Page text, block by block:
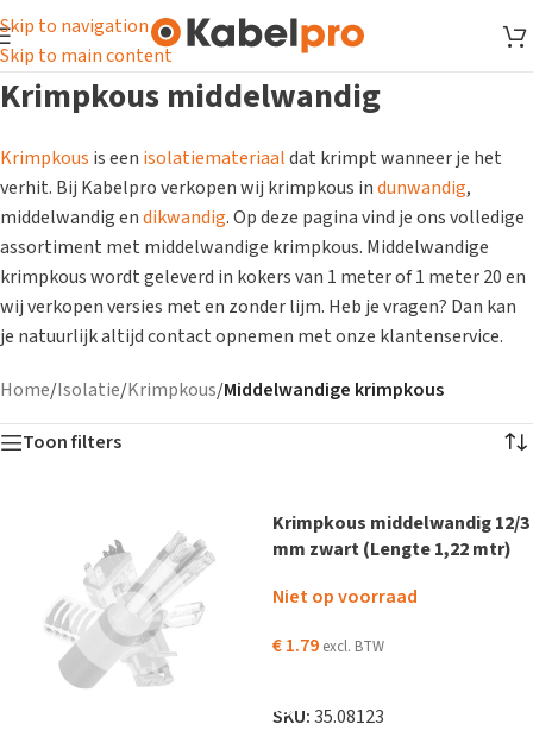
Skip to navigation
Skip to main content
Krimpkous middelwandig
Krimpkous is een isolatiemateriaaldat krimpt wanneer je het
verhit. Bij Kabelpro verkopen wij krimpkous indunwandig,
middelwandig endikwandig. Op deze pagina vind je ons volledige
assortiment met middelwandige krimpkous. Middelwandige
krimpkous wordt geleverd in kokers van 1 meter of 1 meter 20 en
wij verkopen versies met en zonder lijm. Heb je vragen? Dan kan
je natuurlijk altijd contact opnemen met onze klantenservice.
Home/Isolatie/Krimpkous/Middelwandige krimpkous
Toon filters
Krimpkous middelwandig 12/3
mm zwart (Lengte 1,22 mtr)
Niet op voorraad
€1.79 excl. BTW
SKU:35.08123